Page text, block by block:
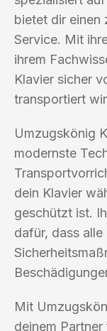
bietet dir einen
Service. Mit
ihrem
Klavier sicher
transportiert
Umzugskönig
modernste
dein Klavier
geschützt ist.
dafür, dass
Mit
deinem